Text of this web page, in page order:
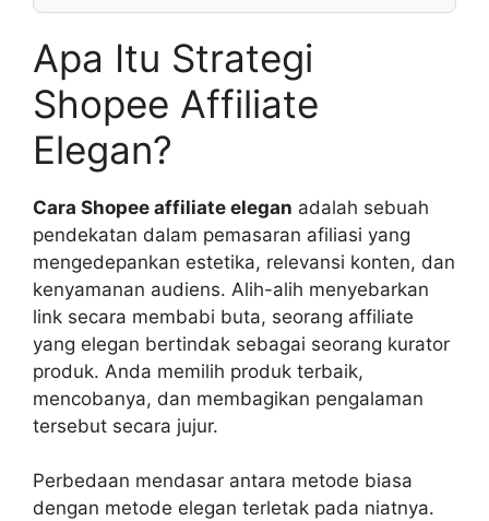
Apa Itu Strategi
Shopee Affiliate
Elegan?
Cara Shopee affiliate elegan adalah sebuah
pendekatan dalam pemasaran afiliasi yang
mengedepankan estetika, relevansi konten, dan
kenyamanan audiens. Alih-alih menyebarkan
link secara membabi buta, seorang affiliate
yang elegan bertindak sebagai seorang kurator
produk. Anda memilih produk terbaik,
mencobanya, dan membagikan pengalaman
tersebut secara jujur.
Perbedaan mendasar antara metode biasa
dengan metode elegan terletak pada niatnya.